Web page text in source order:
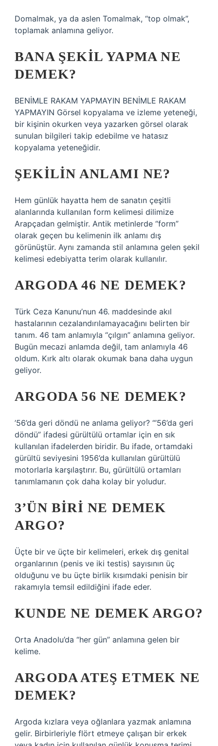
Domalmak, ya da aslen Tomalmak, “top olmak”,
toplamak anlamına geliyor.
BANA ŞEKIL YAPMA NE
DEMEK?
BENİMLE RAKAM YAPMAYIN BENİMLE RAKAM
YAPMAYIN Görsel kopyalama ve izleme yeteneği,
bir kişinin okurken veya yazarken görsel olarak
sunulan bilgileri takip edebilme ve hatasız
kopyalama yeteneğidir.
ŞEKILIN ANLAMI NE?
Hem günlük hayatta hem de sanatın çeşitli
alanlarında kullanılan form kelimesi dilimize
Arapçadan gelmiştir. Antik metinlerde “form”
olarak geçen bu kelimenin ilk anlamı dış
görünüştür. Aynı zamanda stil anlamına gelen şekil
kelimesi edebiyatta terim olarak kullanılır.
ARGODA 46 NE DEMEK?
Türk Ceza Kanunu’nun 46. maddesinde akıl
hastalarının cezalandırılamayacağını belirten bir
tanım. 46 tam anlamıyla “çılgın” anlamına geliyor.
Bugün mecazi anlamda değil, tam anlamıyla 46
oldum. Kırk altı olarak okumak bana daha uygun
geliyor.
ARGODA 56 NE DEMEK?
’56’da geri döndü ne anlama geliyor? “’56’da geri
döndü” ifadesi gürültülü ortamlar için en sık
kullanılan ifadelerden biridir. Bu ifade, ortamdaki
gürültü seviyesini 1956’da kullanılan gürültülü
motorlarla karşılaştırır. Bu, gürültülü ortamları
tanımlamanın çok daha kolay bir yoludur.
3’ÜN BIRI NE DEMEK
ARGO?
Üçte bir ve üçte bir kelimeleri, erkek dış genital
organlarının (penis ve iki testis) sayısının üç
olduğunu ve bu üçte birlik kısımdaki penisin bir
rakamıyla temsil edildiğini ifade eder.
KUNDE NE DEMEK ARGO?
Orta Anadolu’da “her gün” anlamına gelen bir
kelime.
ARGODA ATEŞ ETMEK NE
DEMEK?
Argoda kızlara veya oğlanlara yazmak anlamına
gelir. Birbirleriyle flört etmeye çalışan bir erkek